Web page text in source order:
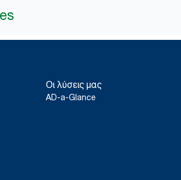
Οι λύσεις μας
AD-a-Glance